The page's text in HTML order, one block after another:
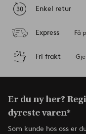
Enkel retur
Express Få
Fri frakt
Er du ny her?
dyreste varen*
Som kunde hos oss er